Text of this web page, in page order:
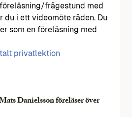
frågestund med
du i ett videomöte råden. Du
som en föreläsning med
privatlektion
Danielsson föreläser över